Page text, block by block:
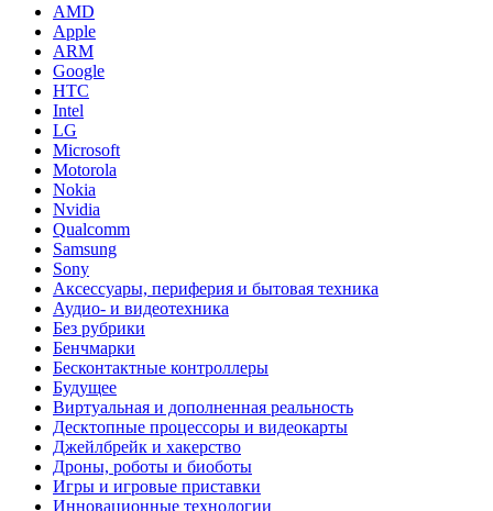
AMD
Apple
ARM
Google
HTC
Intel
LG
Microsoft
Motorola
Nokia
Nvidia
Qualcomm
Samsung
Sony
Аксессуары, периферия и бытовая техника
Аудио- и видеотехника
Без рубрики
Бенчмарки
Бесконтактные контроллеры
Будущее
Виртуальная и дополненная реальность
Десктопные процессоры и видеокарты
Джейлбрейк и хакерство
Дроны, роботы и биоботы
Игры и игровые приставки
Инновационные технологии